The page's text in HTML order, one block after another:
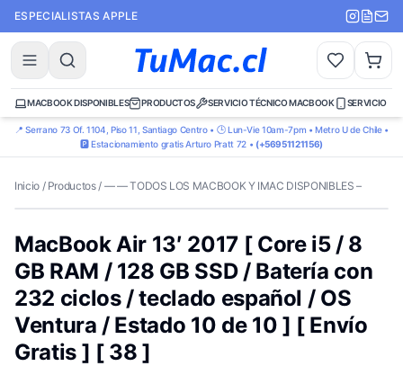
ESPECIALISTAS APPLE
MACBOOK DISPONIBLES PRODUCTOS SERVICIO TÉCNICO MACBOOK SERVICIO
📍 Serrano 73 Of. 1104, Piso 11, Santiago Centro • 🕒 Lun-Vie 10am-7pm • Metro U de Chile •
🅿️ Estacionamiento gratis Arturo Pratt 72 • (+56951121156)
Inicio/ Productos/ — — TODOS LOS MACBOOK Y IMAC DISPONIBLES –
MacBook Air 13′ 2017 [ Core i5 / 8
GB RAM / 128 GB SSD / Batería con
232 ciclos / teclado español / OS
Ventura / Estado 10 de 10 ] [ Envío
Gratis ] [ 38 ]